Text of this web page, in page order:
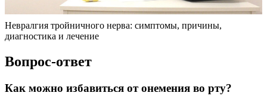
Невралгия тройничного нерва: симптомы, причины,
диагностика и лечение
Вопрос-ответ
Как можно избавиться от онемения во рту?